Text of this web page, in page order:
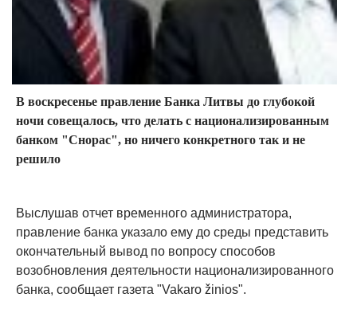
В воскресенье правление Банка Литвы до глубокой
ночи совещалось, что делать с национализированным
банком "Снорас", но ничего конкретного так и не
решило
Выслушав отчет временного администратора,
правление банка указало ему до среды представить
окончательный вывод по вопросу способов
возобновления деятельности национализированного
банка, сообщает газета "Vakaro žinios".